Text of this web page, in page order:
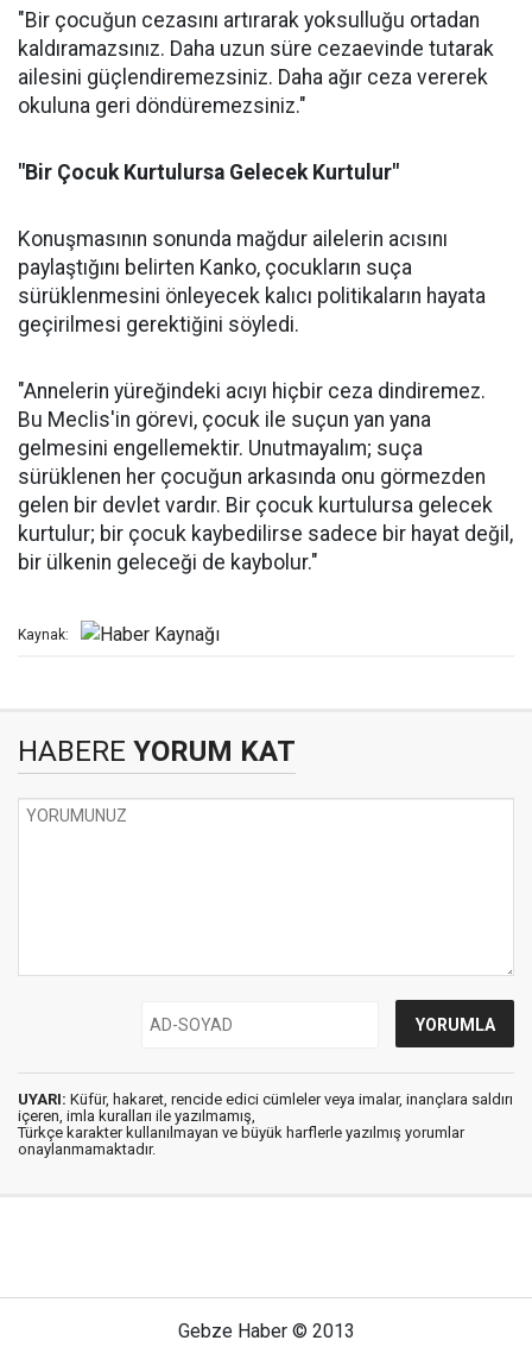
"Bir çocuğun cezasını artırarak yoksulluğu ortadan
kaldıramazsınız. Daha uzun süre cezaevinde tutarak
ailesini güçlendiremezsiniz. Daha ağır ceza vererek
okuluna geri döndüremezsiniz."
"Bir Çocuk Kurtulursa Gelecek Kurtulur"
Konuşmasının sonunda mağdur ailelerin acısını
paylaştığını belirten Kanko, çocukların suça
sürüklenmesini önleyecek kalıcı politikaların hayata
geçirilmesi gerektiğini söyledi.
"Annelerin yüreğindeki acıyı hiçbir ceza dindiremez.
Bu Meclis'in görevi, çocuk ile suçun yan yana
gelmesini engellemektir. Unutmayalım; suça
sürüklenen her çocuğun arkasında onu görmezden
gelen bir devlet vardır. Bir çocuk kurtulursa gelecek
kurtulur; bir çocuk kaybedilirse sadece bir hayat değil,
bir ülkenin geleceği de kaybolur."
Kaynak:
HABERE YORUM KAT
UYARI: Küfür, hakaret, rencide edici cümleler veya imalar, inançlara saldırı
içeren, imla kuralları ile yazılmamış,
Türkçe karakter kullanılmayan ve büyük harflerle yazılmış yorumlar
onaylanmamaktadır.
Gebze Haber © 2013